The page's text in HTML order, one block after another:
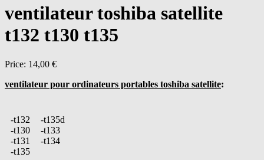
ventilateur toshiba satellite
t132 t130 t135
Price: 14,00 €
ventilateur pour ordinateurs portables toshiba satellite:
-t132
-t130
-t131
-t135
-t135d
-t133
-t134